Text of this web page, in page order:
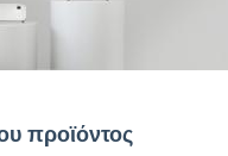
προϊόντος